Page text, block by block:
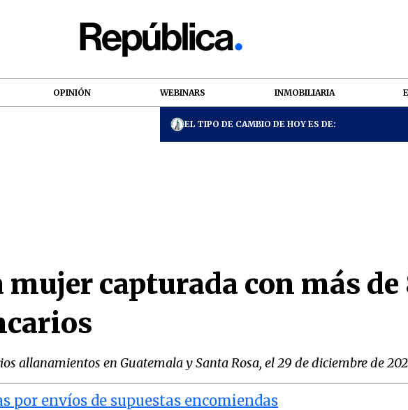
OPINIÓN WEBINARS INMOBILIARIA
EL TIPO DE CAMBIO DE HOY ES DE:
capturada con más de
allanamientos en Guatemala y Santa Rosa, el 29 de diciembre de
por envíos de supuestas encomiendas